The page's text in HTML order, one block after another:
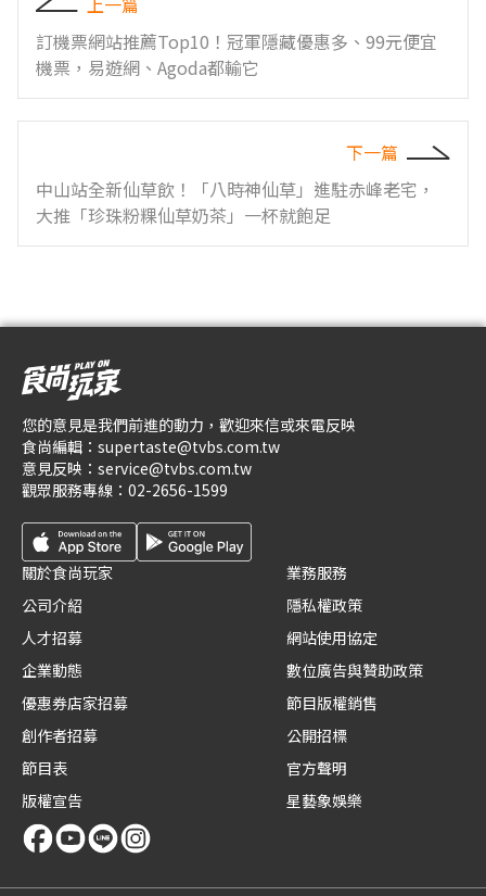
訂機票網站推薦Top10！冠軍隱藏優惠多、99元便宜
機票，易遊網、Agoda都輸它
下一篇
中山站全新仙草飲！「八時神仙草」進駐赤峰老宅，
大推「珍珠粉粿仙草奶茶」一杯就飽足
您的意見是我們前進的動力，歡迎來信或來電反映
食尚編輯： supertaste@tvbs.com.tw
意見反映： service@tvbs.com.tw
觀眾服務專線： 02-2656-1599
關於食尚玩家
公司介紹
人才招募
企業動態
優惠券店家招募
創作者招募
節目表
版權宣告
業務服務
隱私權政策
網站使用協定
數位廣告與贊助政策
節目版權銷售
公開招標
官方聲明
星藝象娛樂